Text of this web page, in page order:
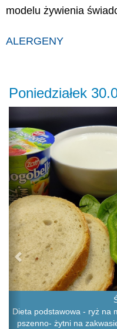
modelu żywienia
ALERGENY
Poniedziałek
Dieta podstawowa - ryż na
pszenno- żytni na
Previous